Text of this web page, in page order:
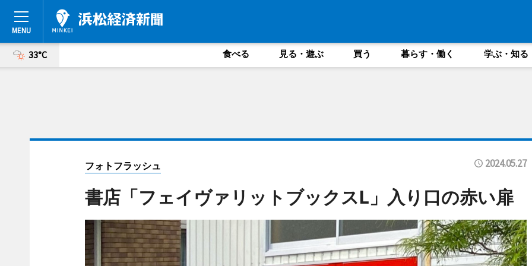
33°C 食べる 見る・遊ぶ 買う 暮らす・働く 学ぶ・知る
フォトフラッシュ 2024.05.27
書店「フェイヴァリットブックスL」入り口の赤い扉